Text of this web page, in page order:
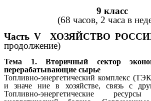
9 класс
(68 часов, 2 часа в
Часть V ХОЗЯЙСТВО
продолжение)
Тема 1. Вторичный сектор
перерабатывающие сырье
Топливно-энергетический комплекс
и значе ние в хозяйстве, связь с
Топливно-энергетические